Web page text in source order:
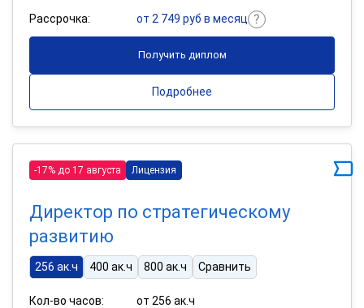
Рассрочка:
от 2 749 руб в месяц
Получить диплом
Подробнее
-17% до 17 августа Лицензия
Директор по стратегическому
развитию
256 ак.ч 400 ак.ч 800 ак.ч Сравнить
Кол-во часов:
от 256 ак.ч